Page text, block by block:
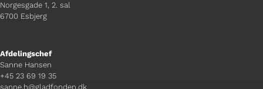
Norgesgade 1, 2. sal
6700 Esbjerg
Afdelingschef
Sanne Hansen
+45 23 69 19 35
sanne.h@gladfonden.dk